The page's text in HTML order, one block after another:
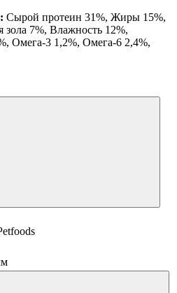
Сырой протеин 31%, Жиры 15%,
зола 7%, Влажность 12%,
Омега-3 1,2%, Омега-6 2,4%,